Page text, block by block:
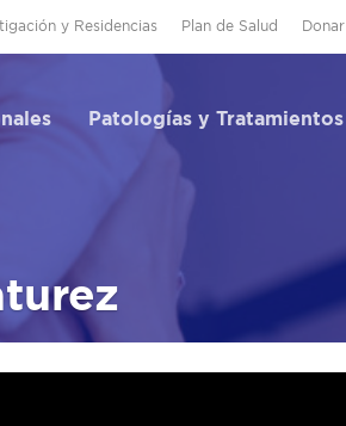
y Residencias Plan de Salud Donar
Patologías y Tratamientos